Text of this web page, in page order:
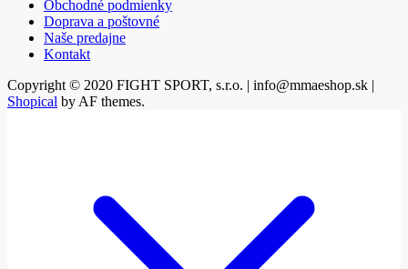
Obchodné podmienky
Doprava a poštovné
Naše predajne
Kontakt
Copyright © 2020 FIGHT SPORT, s.r.o. | info@mmaeshop.sk |
Shopical by AF themes.